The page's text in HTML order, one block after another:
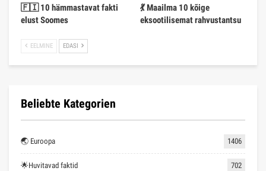
🇫🇮 10 hämmastavat fakti
elust Soomes
💃 Maailma 10 kõige
eksootilisemat rahvustantsu
EELMINE EDASI
Beliebte Kategorien
🌏 Euroopa 1406
🌟Huvitavad faktid 702